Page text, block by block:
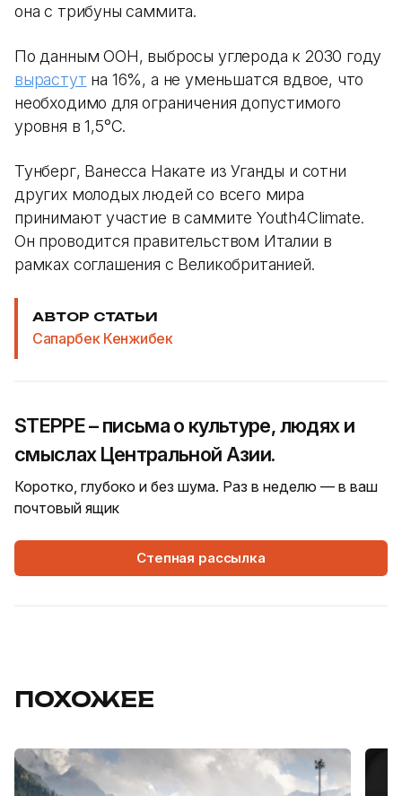
она с трибуны саммита.
По данным ООН, выбросы углерода к 2030 году
вырастут на 16%, а не уменьшатся вдвое, что
необходимо для ограничения допустимого
уровня в 1,5°C.
Тунберг, Ванесса Накате из Уганды и сотни
других молодых людей со всего мира
принимают участие в саммите Youth4Climate.
Он проводится правительством Италии в
рамках соглашения с Великобританией.
АВТОР СТАТЬИ
Сапарбек Кенжибек
STEPPE – письма о культуре, людях и
смыслах Центральной Азии.
Коротко, глубоко и без шума. Раз в неделю — в ваш
почтовый ящик
Степная рассылка
ПОХОЖЕЕ